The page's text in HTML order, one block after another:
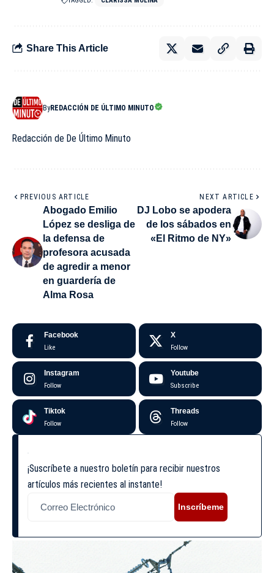
Share This Article
ByREDACCIÓN DE ÚLTIMO MINUTO
Redacción de De Último Minuto
PREVIOUS ARTICLE
Abogado Emilio
López se desliga de
la defensa de
profesora acusada
de agredir a menor
en guardería de
Alma Rosa
NEXT ARTICLE
DJ Lobo se apodera
de los sábados en
«El Ritmo de NY»
Facebook
Like
X
Follow
Instagram
Follow
Youtube
Subscribe
Tiktok
Follow
Threads
Follow
¡Suscríbete a nuestro boletín para recibir nuestros
artículos más recientes al instante!
Inscríbeme